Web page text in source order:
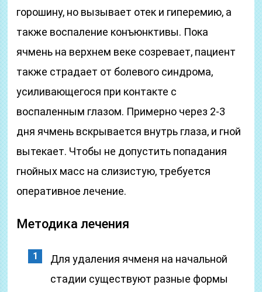
горошину, но вызывает отек и гиперемию, а
также воспаление конъюнктивы. Пока
ячмень на верхнем веке созревает, пациент
также страдает от болевого синдрома,
усиливающегося при контакте с
воспаленным глазом. Примерно через 2-3
дня ячмень вскрывается внутрь глаза, и гной
вытекает. Чтобы не допустить попадания
гнойных масс на слизистую, требуется
оперативное лечение.
Методика лечения
Для удаления ячменя на начальной
стадии существуют разные формы